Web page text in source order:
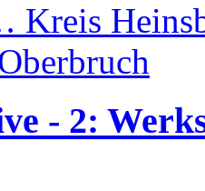
Kreis
- 2: